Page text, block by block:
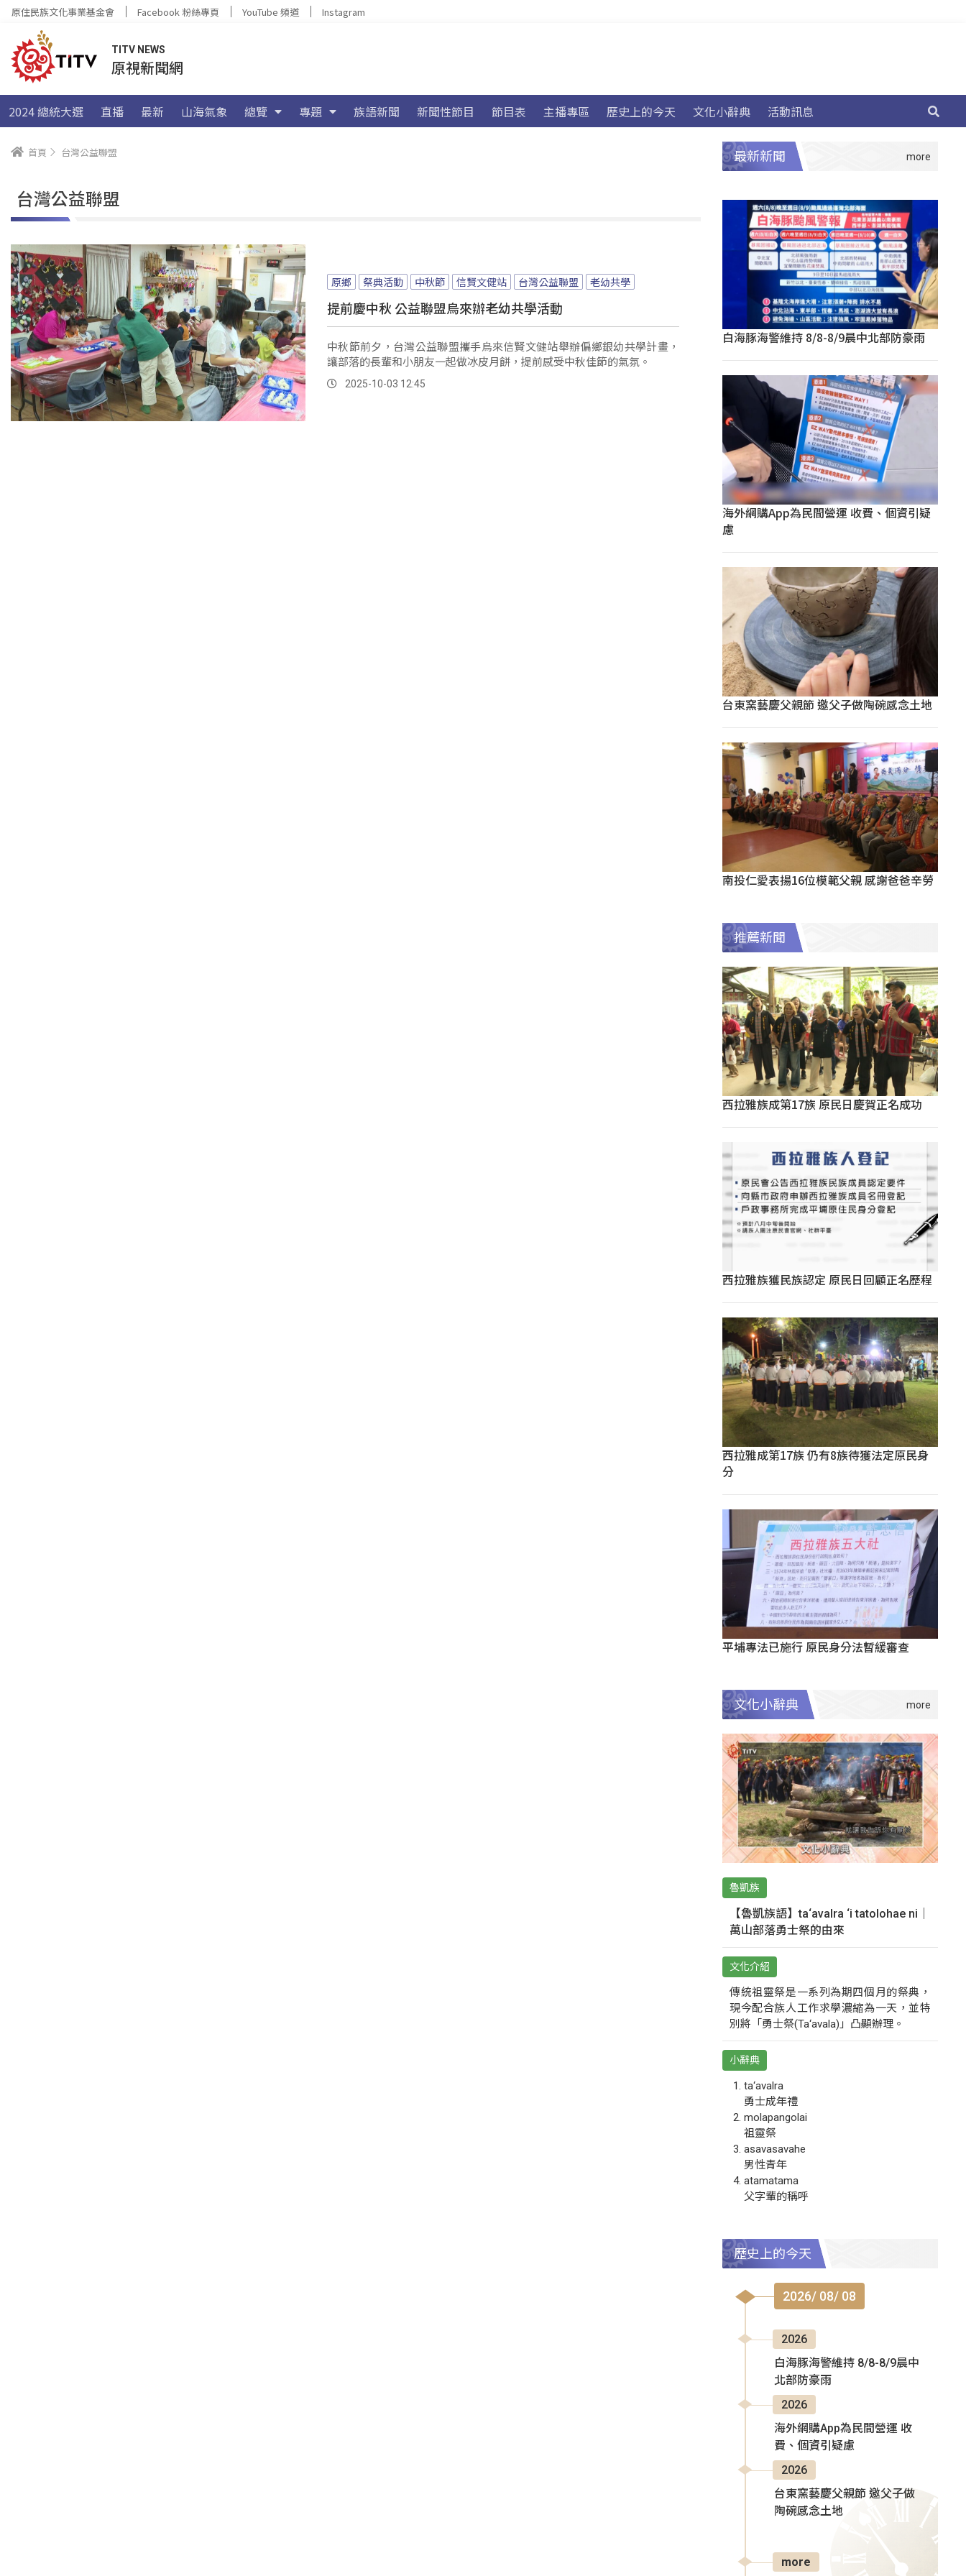
原住民族文化事業基金會 Facebook 粉絲專頁 YouTube 頻道 Instagram
TITV NEWS
原視新聞網
2024 總統大選 直播 最新 山海氣象 總覽 專題 族語新聞 新聞性節目 節目表 主播專區 歷史上的今天 文化小辭典 活動訊息
首頁 台灣公益聯盟
台灣公益聯盟
原鄉 祭典活動 中秋節 信賢文健站 台灣公益聯盟 老幼共學
提前慶中秋 公益聯盟烏來辦老幼共學活動
中秋節前夕，台灣公益聯盟攜手烏來信賢文健站舉辦偏鄉銀幼共學計畫，
讓部落的長輩和小朋友一起做冰皮月餅，提前感受中秋佳節的氣氛。
2025-10-03 12:45
最新新聞
白海豚海警維持 8/8-8/9晨中北部防豪雨
海外網購App為民間營運 收費、個資引疑
慮
台東窯藝慶父親節 邀父子做陶碗感念土地
南投仁愛表揚16位模範父親 感謝爸爸辛勞
推薦新聞
西拉雅族成第17族 原民日慶賀正名成功
西拉雅族獲民族認定 原民日回顧正名歷程
西拉雅成第17族 仍有8族待獲法定原民身
分
平埔專法已施行 原民身分法暫緩審查
文化小辭典
魯凱族
【魯凱族語】ta‘avalra ‘i tatolohae ni｜
萬山部落勇士祭的由來
文化介紹
傳統祖靈祭是一系列為期四個月的祭典，
現今配合族人工作求學濃縮為一天，並特
別將「勇士祭(Ta‘avala)」凸顯辦理。
小辭典
ta‘avalra
勇士成年禮
molapangolai
祖靈祭
asavasavahe
男性青年
atamatama
父字輩的稱呼
歷史上的今天
2026/ 08/ 08
2026
白海豚海警維持 8/8-8/9晨中
北部防豪雨
2026
海外網購App為民間營運 收
費、個資引疑慮
2026
台東窯藝慶父親節 邀父子做
陶碗感念土地
more